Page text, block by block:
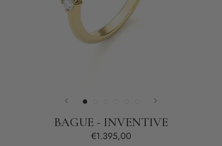
BAGUE - INVENTIVE
€1.395,00